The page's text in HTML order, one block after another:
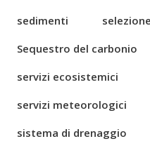
sedimenti
Sequestro del carbonio
servizi ecosistemici
servizi meteorologici
sistema di drenaggio